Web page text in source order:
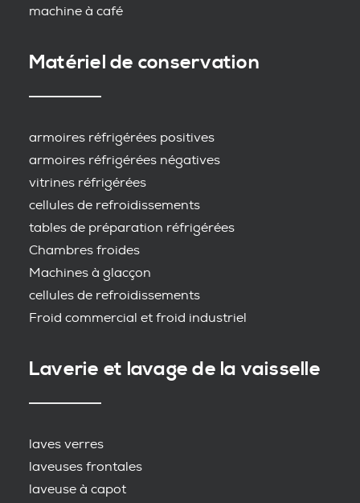
machine à café
Matériel de conservation
armoires réfrigérées positives
armoires réfrigérées négatives
vitrines réfrigérées
cellules de refroidissements
tables de préparation réfrigérées
Chambres froides
Machines à glacçon
cellules de refroidissements
Froid commercial et froid industriel
Laverie et lavage de la vaisselle
laves verres
laveuses frontales
laveuse à capot